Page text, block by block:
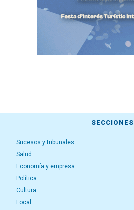
SECCIONES
Sucesos y tribunales
Salud
Economía y empresa
Política
Cultura
Local